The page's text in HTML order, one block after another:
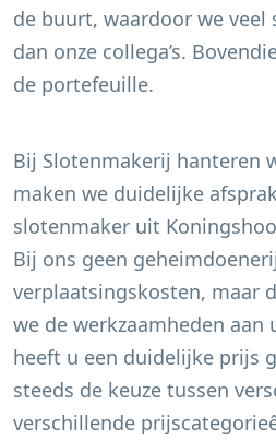
de buurt, waardoor we veel
dan onze collega’s.
de portefeuille.
Bij Slotenmakerij hanteren
maken we duidelijke
slotenmaker uit
Bij ons geen
verplaatsingskosten, maar
we de werkzaamheden aan
heeft u een duidelijke prijs
steeds de keuze tussen
verschillende